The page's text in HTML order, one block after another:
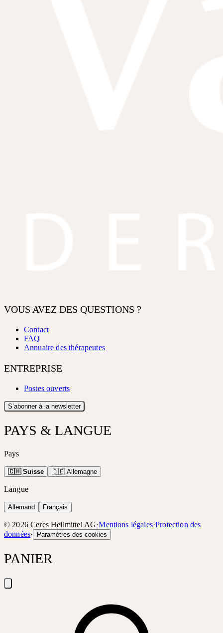
VOUS AVEZ DES QUESTIONS ?
Contact
FAQ
Annuaire des thérapeutes
ENTREPRISE
Postes ouverts
S’abonner à la newsletter
PAYS & LANGUE
Pays
🇨🇭 Suisse 🇩🇪 Allemagne
Langue
Allemand Français
© 2026 Ceres Heilmittel AG·Mentions légales·Protection des
données· Paramètres des cookies
PANIER